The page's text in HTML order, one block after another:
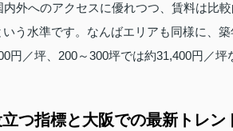
外へのアクセスに優れつつ、賃料は比
う水準です。なんばエリアも同様に、
円／坪、200～300坪では約31,400円／坪
つ指標と大阪での最新トレン